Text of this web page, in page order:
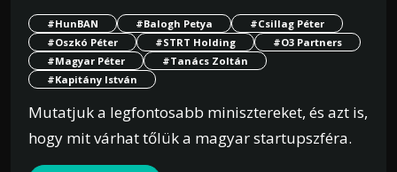
#HunBAN #Balogh Petya
#Csillag Péter
#Oszkó Péter
#STRT Holding
#O3 Partners
#Magyar Péter
#Tanács Zoltán
#Kapitány István
Mutatjuk a legfontosabb minisztereket, és azt is,
hogy mit várhat tőlük a magyar startupszféra.